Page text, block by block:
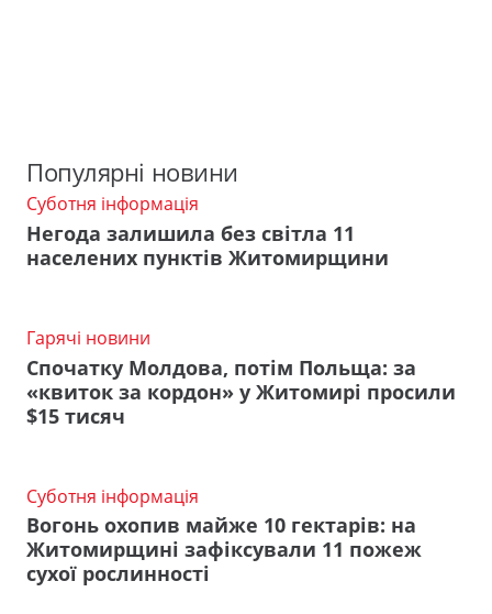
Популярні новини
Суботня інформація
Негода залишила без світла 11
населених пунктів Житомирщини
Гарячі новини
Спочатку Молдова, потім Польща: за
«квиток за кордон» у Житомирі просили
$15 тисяч
Суботня інформація
Вогонь охопив майже 10 гектарів: на
Житомирщині зафіксували 11 пожеж
сухої рослинності